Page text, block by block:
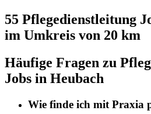
55 Pflegedienstleitung
im Umkreis von 20 km
Häufige Fragen zu
Jobs in Heubach
Wie finde ich mit Praxia